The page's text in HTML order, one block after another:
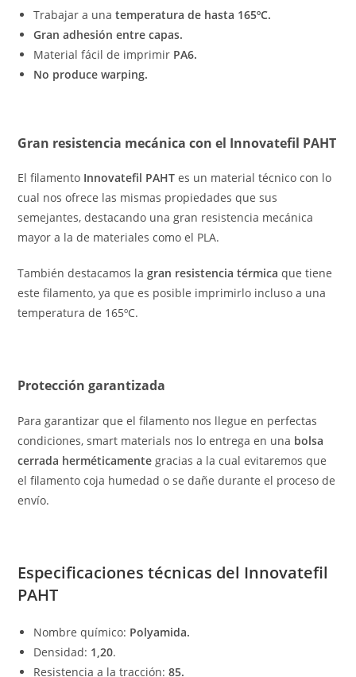
Trabajar a unatemperatura de hasta 165ºC.
Gran adhesión entre capas.
Material fácil de imprimir PA6.
No produce warping.
Gran resistencia mecánica con el Innovatefil PAHT
El filamento Innovatefil PAHT es un material técnico con lo
cual nos ofrece las mismas propiedades que sus
semejantes, destacando una gran resistencia mecánica
mayor a la de materiales como el PLA.
También destacamos la gran resistencia térmica que tiene
este filamento, ya que es posible imprimirlo incluso a una
temperatura de 165ºC.
Protección garantizada
Para garantizar que el filamento nos llegue en perfectas
condiciones, smart materials nos lo entrega en una bolsa
cerrada herméticamente gracias a la cual evitaremos que
el filamento coja humedad o se dañe durante el proceso de
envío.
Especificaciones técnicas del Innovatefil
PAHT
Nombre químico: Polyamida.
Densidad: 1,20.
Resistencia a la tracción: 85.